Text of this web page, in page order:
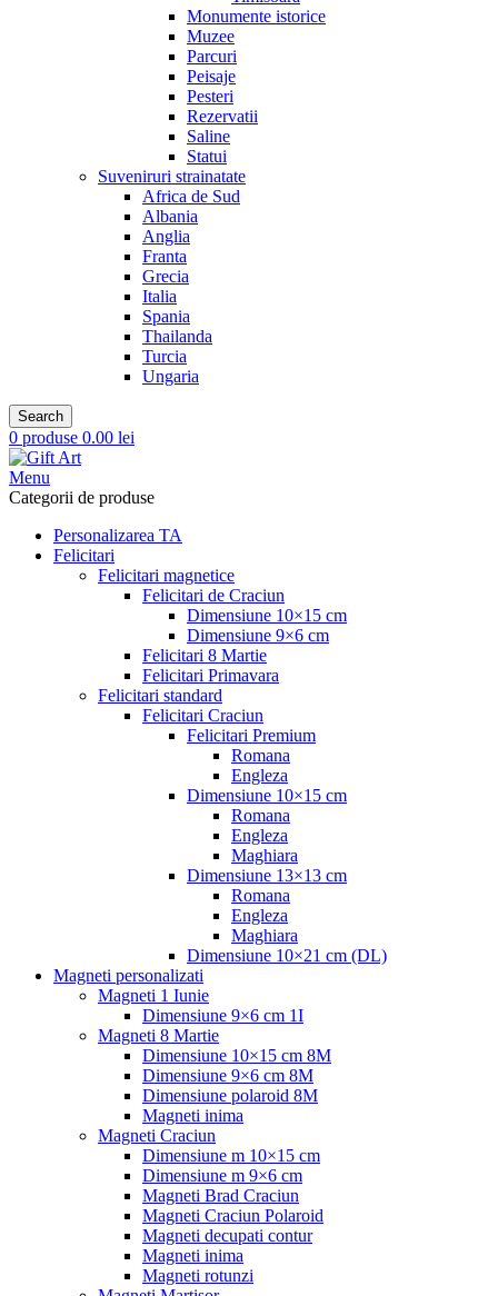
Monumente istorice
Muzee
Parcuri
Peisaje
Pesteri
Rezervatii
Saline
Statui
Suveniruri strainatate
Africa de Sud
Albania
Anglia
Franta
Grecia
Italia
Spania
Thailanda
Turcia
Ungaria
Search
0 produse 0.00 lei
Menu
Categorii de produse
Personalizarea TA
Felicitari
Felicitari magnetice
Felicitari de Craciun
Dimensiune 10×15 cm
Dimensiune 9×6 cm
Felicitari 8 Martie
Felicitari Primavara
Felicitari standard
Felicitari Craciun
Felicitari Premium
Romana
Engleza
Dimensiune 10×15 cm
Romana
Engleza
Maghiara
Dimensiune 13×13 cm
Romana
Engleza
Maghiara
Dimensiune 10×21 cm (DL)
Magneti personalizati
Magneti 1 Iunie
Dimensiune 9×6 cm 1I
Magneti 8 Martie
Dimensiune 10×15 cm 8M
Dimensiune 9×6 cm 8M
Dimensiune polaroid 8M
Magneti inima
Magneti Craciun
Dimensiune m 10×15 cm
Dimensiune m 9×6 cm
Magneti Brad Craciun
Magneti Craciun Polaroid
Magneti decupati contur
Magneti inima
Magneti rotunzi